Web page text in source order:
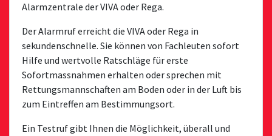
Alarmzentrale der VIVA oder Rega.
Der Alarmruf erreicht die VIVA oder Rega in
sekundenschnelle. Sie können von Fachleuten sofort
Hilfe und wertvolle Ratschläge für erste
Sofortmassnahmen erhalten oder sprechen mit
Rettungsmannschaften am Boden oder in der Luft bis
zum Eintreffen am Bestimmungsort.
Ein Testruf gibt Ihnen die Möglichkeit, überall und